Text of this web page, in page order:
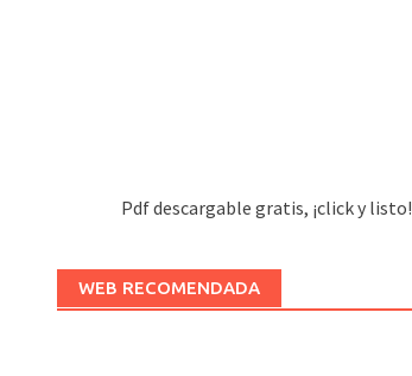
Pdf descargable gratis, ¡click y listo!
WEB RECOMENDADA